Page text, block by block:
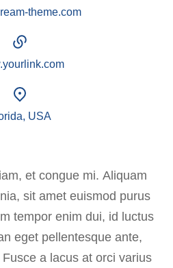
et congue mi. Aliquam
sit amet euismod purus
tempor enim dui, id luctus
eget pellentesque ante,
a lacus at orci varius
theme.com
USA